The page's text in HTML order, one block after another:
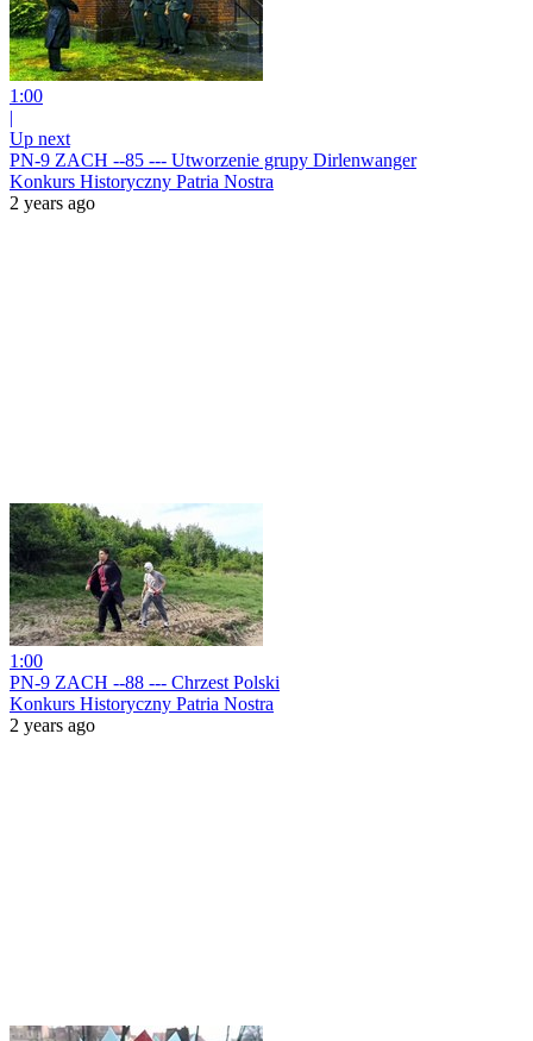
1:00
|
Up next
PN-9 ZACH --85 --- Utworzenie grupy Dirlenwanger
Konkurs Historyczny Patria Nostra
2 years ago
1:00
PN-9 ZACH --88 --- Chrzest Polski
Konkurs Historyczny Patria Nostra
2 years ago